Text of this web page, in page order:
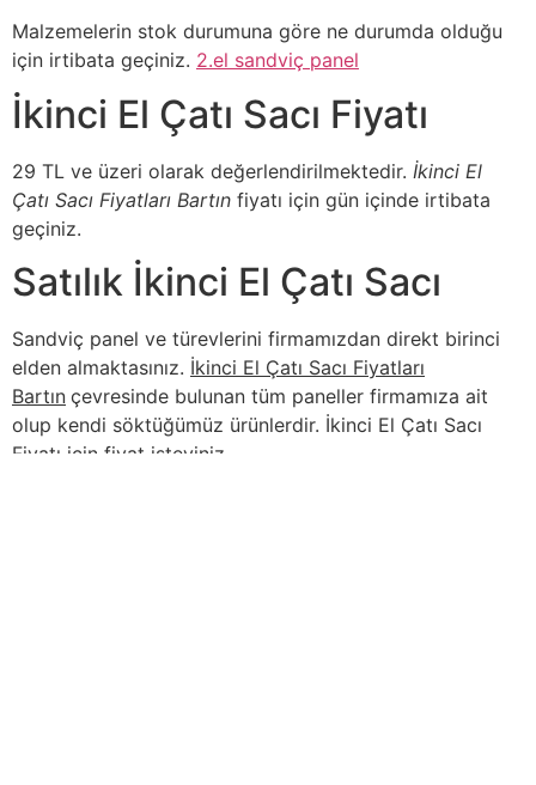
Malzemelerin stok durumuna göre ne durumda olduğu
için irtibata geçiniz. 2.el sandviç panel
İkinci El Çatı Sacı Fiyatı
29 TL ve üzeri olarak değerlendirilmektedir. İkinci El
Çatı Sacı Fiyatları Bartın fiyatı için gün içinde irtibata
geçiniz.
Satılık İkinci El Çatı Sacı
Sandviç panel ve türevlerini firmamızdan direkt birinci
elden almaktasınız. İkinci El Çatı Sacı Fiyatları
Bartın çevresinde bulunan tüm paneller firmamıza ait
olup kendi söktüğümüz ürünlerdir. İkinci El Çatı Sacı
Fiyatı için fiyat isteyiniz.